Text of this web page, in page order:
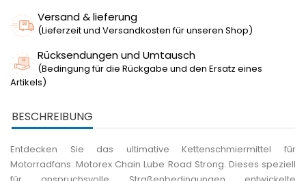
Versand & lieferung
(Lieferzeit und Versandkosten für unseren Shop)
Rücksendungen und Umtausch
(Bedingung für die Rückgabe und den Ersatz eines
Artikels)
BESCHREIBUNG
Entdecken Sie das ultimative Kettenschmiermittel für
Motorradfans: Motorex Chain Lube Road Strong. Dieses speziell